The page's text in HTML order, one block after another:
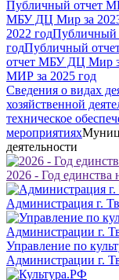
Публичный отчет
МБУ ДЦ Мир за
2022 годПубличный
годПубличный
отчет МБУ ДЦ Мир
МИР за 2025 год
Сведения о видах
хозяйственной
техническое
мероприятиях
деятельности
2026 - Год единства
Администрация г.
Управление по
Администрации г.